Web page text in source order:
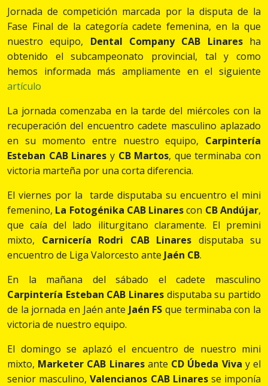
Jornada de competición marcada por la disputa de la
Fase Final de la categoría cadete femenina, en la que
nuestro equipo, Dental Company CAB Linaresha
obtenido el subcampeonato provincial, tal y como
hemos informada más ampliamente en el siguiente
artículo
La jornada comenzaba en la tarde del miércoles con la
recuperación del encuentro cadete masculino aplazado
en su momento entre nuestro equipo, Carpintería
Esteban CAB Linares y CB Martos, que terminaba con
victoria marteña por una corta diferencia.
El viernes por la tarde disputaba su encuentro el mini
femenino, La Fotogénika CAB Linarescon CB Andújar,
que caía del lado iliturgitano claramente. El premini
mixto, Carnicería Rodri CAB Linares disputaba su
encuentro de Liga Valorcesto ante Jaén CB.
En la mañana del sábado el cadete masculino
Carpintería Esteban CAB Linares disputaba su partido
de la jornada en Jaén ante Jaén FS que terminaba con la
victoria de nuestro equipo.
El domingo se aplazó el encuentro de nuestro mini
mixto, Marketer CAB Linaresante CD Úbeda Viva y el
senior masculino,Valencianos CAB Linaresse imponía